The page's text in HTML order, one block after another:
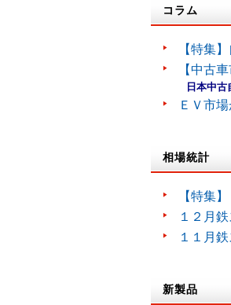
コラム
【特集
【中古
日本中古
ＥＶ市
相場統計
【特集
１２月
１１月
新製品